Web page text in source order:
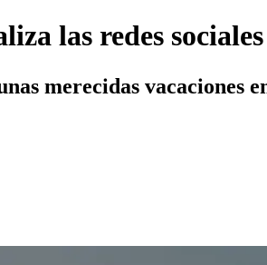
las redes
merecidas vacaciones